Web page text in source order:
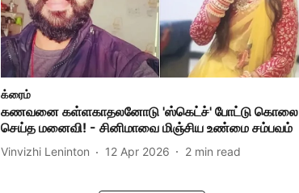
க்ரைம்
கணவனை கள்ளகாதலனோடு 'ஸ்கெட்ச்' போட்டு கொலை
செய்த மனைவி! - சினிமாவை மிஞ்சிய உண்மை சம்பவம்
Vinvizhi Leninton 12 Apr 2026 2 min read